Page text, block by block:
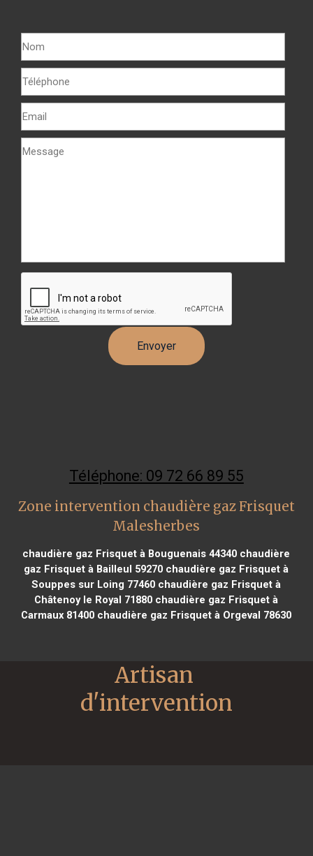
Téléphone: 09 72 66 89 55
Zone intervention chaudière gaz Frisquet
Malesherbes
chaudière gaz Frisquet à Bouguenais 44340 chaudière
gaz Frisquet à Bailleul 59270 chaudière gaz Frisquet à
Souppes sur Loing 77460 chaudière gaz Frisquet à
Châtenoy le Royal 71880 chaudière gaz Frisquet à
Carmaux 81400 chaudière gaz Frisquet à Orgeval 78630
Artisan
d'intervention